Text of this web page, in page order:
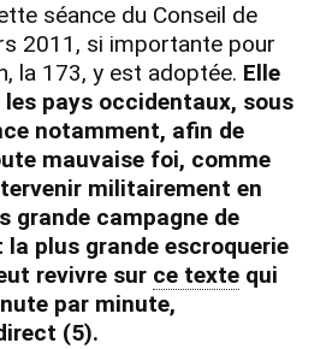
séance du Conseil de
2011, si importante pour
la 173, y est adoptée. Elle
pays occidentaux, sous
notamment, afin de
mauvaise foi, comme
militairement en
grande campagne de
plus grande escroquerie
revivre sur ce texte qui
par minute,
(5).